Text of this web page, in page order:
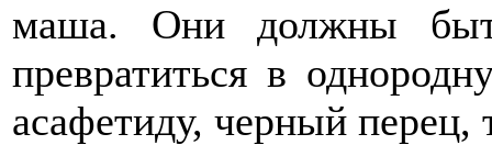
маша. Они должны
превратиться в
асафетиду, черный перец,